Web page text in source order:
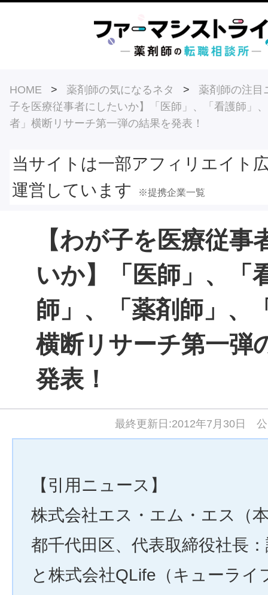
HOME > 薬剤師の気になるネタ > 薬剤師の注目
子を医療従事者にしたいか】「医師」、「看護師」
者」横断リサーチ第一弾の結果を発表！
当サイトは一部アフィリエイト
運営しています
※提携企業一覧
【わが子を医療従事
いか】「医師」、「
師」、「薬剤師」、
横断リサーチ第一弾
発表！
最終更新日:2012年7月30日
【引用ニュース】
株式会社エス・エム・エス（
都千代田区、代表取締役社長
と株式会社QLife（キューライ